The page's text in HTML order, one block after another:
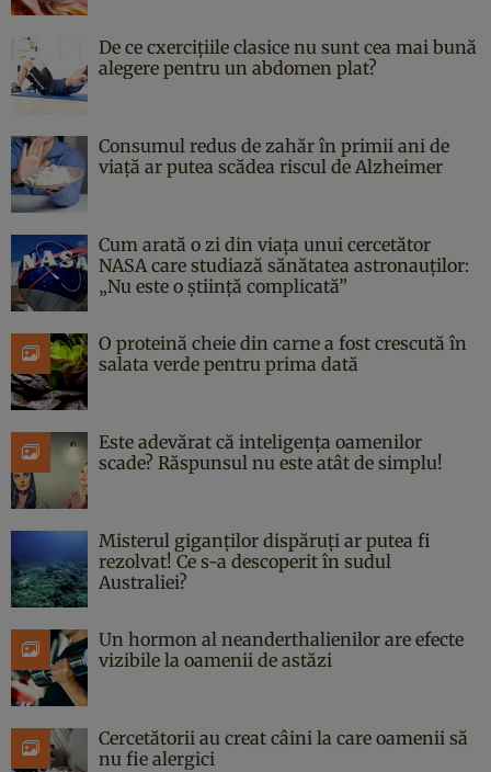
De ce cxercițiile clasice nu sunt cea mai bună
alegere pentru un abdomen plat?
Consumul redus de zahăr în primii ani de
viață ar putea scădea riscul de Alzheimer
Cum arată o zi din viața unui cercetător
NASA care studiază sănătatea astronauților:
„Nu este o știință complicată”
O proteină cheie din carne a fost crescută în
salata verde pentru prima dată
Este adevărat că inteligența oamenilor
scade? Răspunsul nu este atât de simplu!
Misterul giganților dispăruți ar putea fi
rezolvat! Ce s-a descoperit în sudul
Australiei?
Un hormon al neanderthalienilor are efecte
vizibile la oamenii de astăzi
Cercetătorii au creat câini la care oamenii să
nu fie alergici